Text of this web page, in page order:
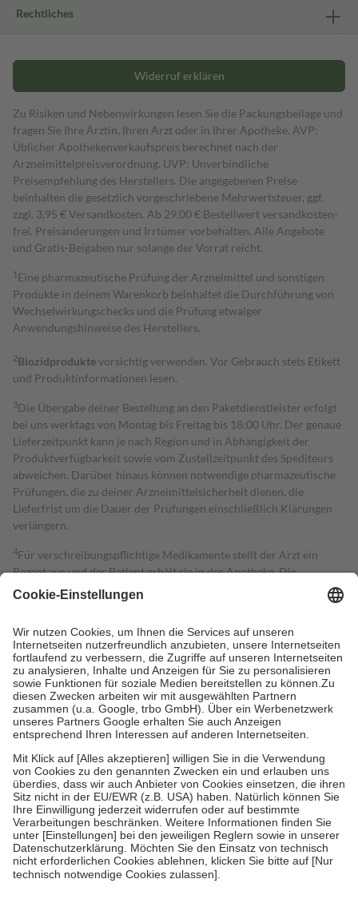
Rechtliches
Widerruf erklären
Zu Risiken und Nebenwirkungen lesen Sie die Packungsbeilage und
fragen Sie Ihre Ärztin, Ihren Arzt oder in Ihrer Apotheke. AVP:
Üblicher Apothekenverkaufspreis berechnet nach der
Arzneimittelpreisverordnung. UVP: Unverbindliche
Preisempfehlung des Herstellers. Die angegebenen Preise
beinhalten die gesetzlich vorgeschriebene Mehrwertsteuer, ggf.
zzgl. 3,95 € Versandkosten. Ab 29,00 € Bestell­wert versand­kosten­
frei. Preisänderungen und Irrtümer vorbehalten. Alle Angebote
und Gratis-Beigaben nur solange der Vorrat reicht.
1 Eine pharmazeutische Prüfung der Arzneimittel und sonstigen
Produkte in deinem Warenkorb beinhaltet die Durchführung von
Wechselwirkungschecks und die Prüfung etwaiger
Anwendungshinweise des Herstellers.
2Biozidproduktevorsichtig verwenden. Vor Gebrauch stets Etikett
und Produktinformationen lesen.
3Die Übergabe deiner Bestellung an den Paketdienstleister erfolgt
bei uns werktags von Montag bis Freitag bis 18:00 Uhr. Der genaue
Lieferzeitpunkt kann je nach Region und in Abhängigkeit der
Produktverfügbarkeit sowie vom Zustellzeitpunkt des Spediteurs
abweichen. Darüber hinaus können notwendige pharmazeutische
Prüfungen, die zu deiner Arzneimittelsicherheit dienen, die
Lieferfrist um die Dauer der Prüfungen einschließlich Klärungen
verlängern.
4Für verschreibungspflichtige Medikamente stellt der Arzt ein
Rezept aus und der Patient erhält sie in der Apotheke. Die
gesetzliche Krankenversicherung übernimmt in der Regel die
Kosten dafür, der Versicherte trägt einen Teil davon als Zuzahlung
Grundsätzlich leisten Mitglieder Zuzahlungen in Höhe von zehn
Prozent des Abgabepreises,mindestens jedochfünf Euround
höchstens zehn Euro.Es sind jedoch nie mehr als die tatsächlichen
Kosten der Leistung zu entrichten.
Diese Regeln gelten grundsätzlich auch für Online-Apotheken.
Bei Heilmitteln und häuslicher Krankenpflege beträgt die
Zuzahlung zehn Prozent der Kosten sowie zehn Euro je
Verordnung.
Um das Engagement der Versicherten für ihre eigene Gesundheit zu
stärken und die besondere Stellung der Familie zu unterstützen,
fallenkeine Zuzahlungenan bei:
• Kindern und Jugendlichen bis zum vollendeten 18. Lebensjahr
mit Ausnahme der Fahrkosten
• Untersuchungen zur Vorsorge und Früherkennung, die von der
GKV getragen werden